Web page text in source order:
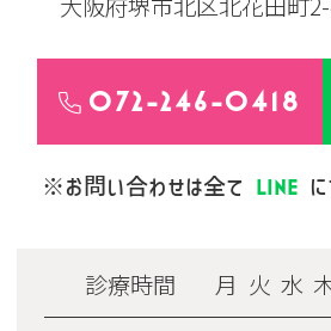
072-246-0418
※お問い合わせは全て LINEに
診療時間 月 火 水